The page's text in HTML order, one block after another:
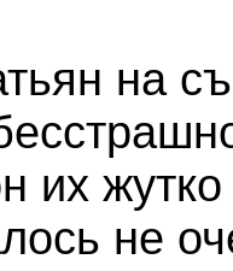
на
их
не